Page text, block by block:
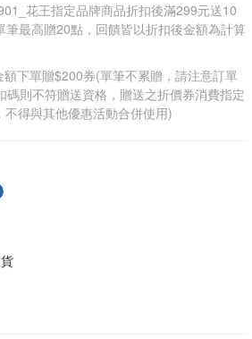
花王指定品牌商品折扣後滿299元送10
筆最高贈20點，回饋皆以折扣後金額為計算
下單贈$200券(單筆不累贈，請注意訂單
碼則不符贈送資格，贈送之折價券消費指定
得與其他優惠活動合併使用)